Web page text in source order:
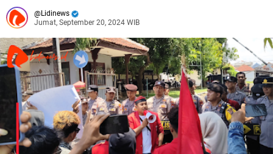
Lidinews
Jumat, September 20, 2024 WIB